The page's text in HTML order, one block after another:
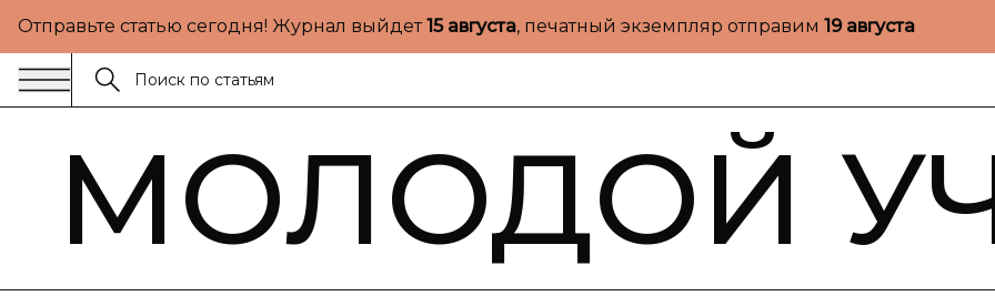
Отправьте статью сегодня! Журнал выйдет15 августа, печатный экземпляр отправим 19 августа
МОЛОДОЙ